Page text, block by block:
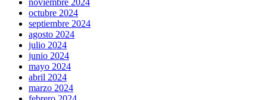
noviembre 2024
octubre 2024
septiembre 2024
agosto 2024
julio 2024
junio 2024
mayo 2024
abril 2024
marzo 2024